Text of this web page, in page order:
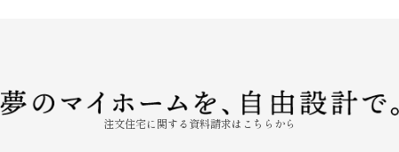
注文住宅に関する資料請求はこちらから